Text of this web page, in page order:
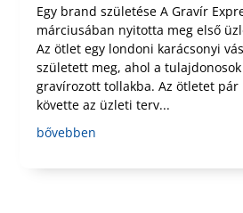
Egy brand születése A Gravír
márciusában nyitotta meg első
Az ötlet egy londoni karácsonyi
született meg, ahol a
gravírozott tollakba. Az ötletet
követte az üzleti terv...
bővebben